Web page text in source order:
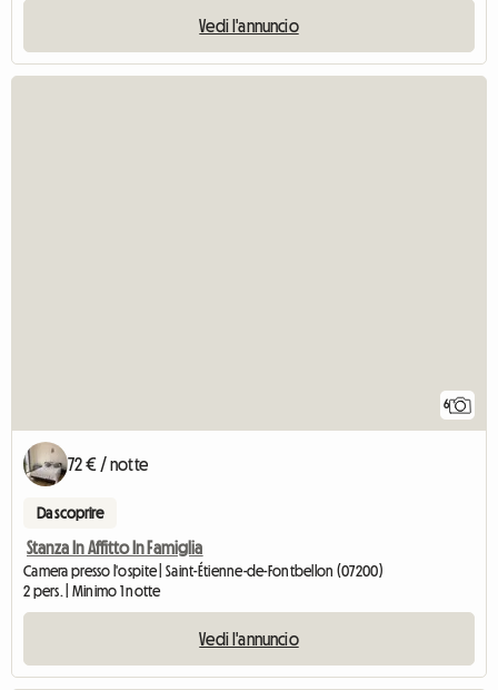
Vedi l'annuncio
6
72 € / notte
Da scoprire
Stanza In Affitto In Famiglia
Camera presso l'ospite | Saint-Étienne-de-Fontbellon (07200)
2 pers. | Minimo 1 notte
Vedi l'annuncio